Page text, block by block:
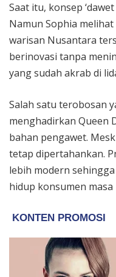
Saat itu, konsep
Namun Sophia
warisan Nusantara
berinovasi tanpa
yang sudah akrab di
Salah satu terobosan
menghadirkan Queen
bahan pengawet.
tetap dipertahankan.
lebih modern
hidup konsumen masa